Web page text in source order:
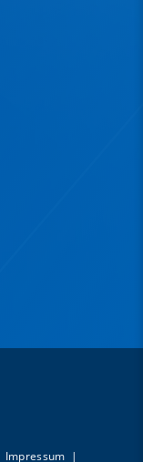
Impressum |